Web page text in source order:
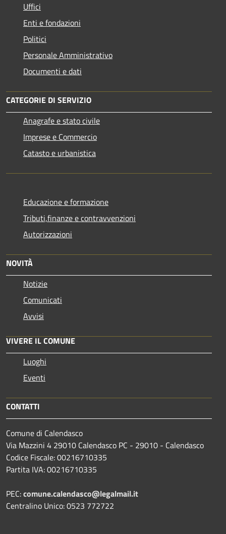
Uffici
Enti e fondazioni
Politici
Personale Amministrativo
Documenti e dati
CATEGORIE DI SERVIZIO
Anagrafe e stato civile
Imprese e Commercio
Catasto e urbanistica
Educazione e formazione
Tributi,finanze e contravvenzioni
Autorizzazioni
NOVITÀ
Notizie
Comunicati
Avvisi
VIVERE IL COMUNE
Luoghi
Eventi
CONTATTI
Comune di Calendasco
Via Mazzini 4 29010 Calendasco PC - 29010 - Calendasco
Codice Fiscale: 00216710335
Partita IVA: 00216710335
PEC:comune.calendasco@legalmail.it
Centralino Unico: 0523 772722